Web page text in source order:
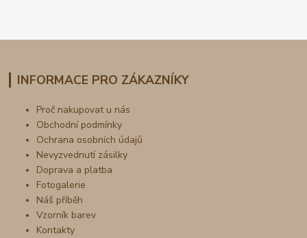
INFORMACE PRO ZÁKAZNÍKY
Proč nakupovat u nás
Obchodní podmínky
Ochrana osobních údajů
Nevyzvednutí zásilky
Doprava a platba
Fotogalerie
Náš příběh
Vzorník barev
Kontakty